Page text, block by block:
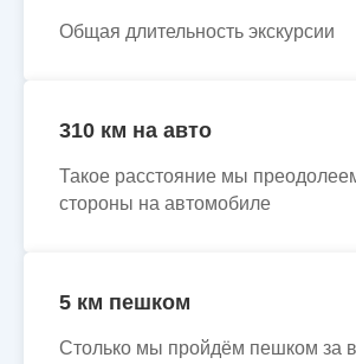
Общая длительность экскурсии
310 км на авто
Такое расстояние мы
стороны на автомобиле
5 км пешком
Столько мы пройдём пешком за